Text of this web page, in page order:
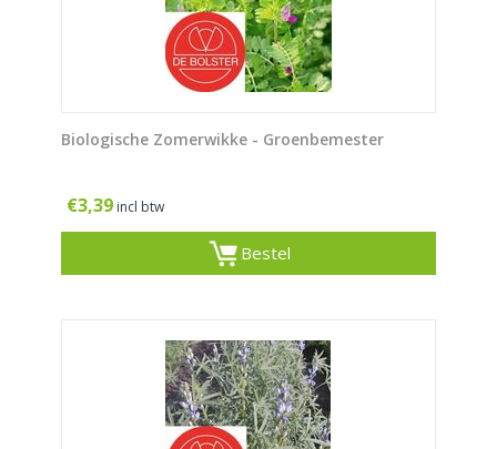
Biologische Zomerwikke - Groenbemester
€3,39 incl btw
Bestel